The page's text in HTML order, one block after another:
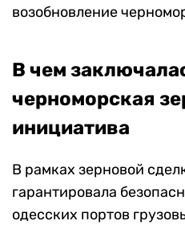
возобновление
В чем
черноморская
инициатива
В рамках зерновой
гарантировала
одесских портов